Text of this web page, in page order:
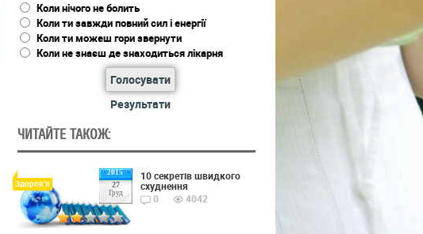
Коли нічого не болить
Коли ти завжди повний сил і енергії
Коли ти можеш гори звернути
Коли не знаєш де знаходиться лікарня
Голосувати
Результати
ЧИТАЙТЕ ТАКОЖ:
2015
27
Груд
Здоров'я
10 секретів швидкого
схуднення
0
4042